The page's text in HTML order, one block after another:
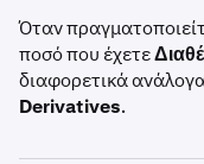
Όταν
ποσό που έχετε
διαφορετικά
Derivatives.